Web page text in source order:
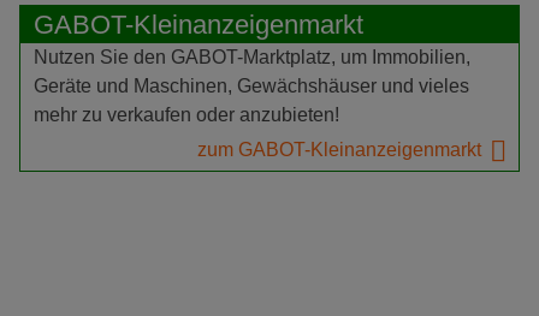
GABOT-Kleinanzeigenmarkt
Nutzen Sie den GABOT-Marktplatz, um Immobilien,
Geräte und Maschinen, Gewächshäuser und vieles
mehr zu verkaufen oder anzubieten!
zum GABOT-Kleinanzeigenmarkt